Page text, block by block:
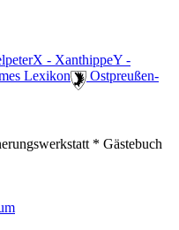
X - XanthippeY -
Lexikon
️ Ostpreußen-
* Gästebuch